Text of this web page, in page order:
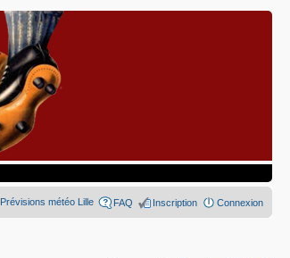
Prévisions météo Lille FAQ Inscription Connexion